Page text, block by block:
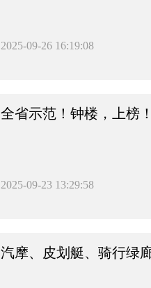
2025-09-26 16:19:08
全省示范！钟楼，上榜！
2025-09-23 13:29:58
汽摩、皮划艇、骑行绿